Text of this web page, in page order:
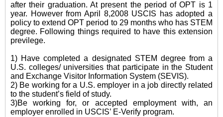
after their graduation. At present the period of OPT is 1
year. However from April 8,2008 USCIS has adopted a
policy to extend OPT period to 29 months who has STEM
degree. Following things required to have this extension
previlege.
1) Have completed a designated STEM degree from a
U.S. colleges/ universities that participate in the Student
and Exchange Visitor Information System (SEVIS).
2) Be working for a U.S. employer in a job directly related
to the student’s field of study.
3)Be working for, or accepted employment with, an
employer enrolled in USCIS’ E-Verify program.